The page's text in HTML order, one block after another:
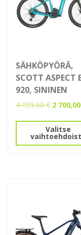
SÄHKÖPYÖRÄ,
SCOTT ASPECT
920, SININEN
4 199,00€
oli:
4
199,00 €.
2 700,00
Valitse
Tällä
tuotteella
on
tuotteen
sivulla.